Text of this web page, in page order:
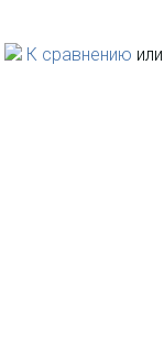
К сравнению или